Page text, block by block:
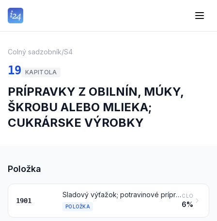
Colný sadzobník/S4
19 KAPITOLA
PRÍPRAVKY Z OBILNÍN, MÚKY,
ŠKROBU ALEBO MLIEKA;
CUKRÁRSKE VÝROBKY
Položka
1901
Sladový výťažok; potravinové prípravky z múky, krúp, krupice, škrobu alebo zo sladového výťažku, neobsahujúce kakao alebo obsahujúce menej ako 40 hmotnostných % kakaa počítaného na celkom odtučnený základ, inde nešpecifikované ani nezahrnuté; potravinové prípravky z tovaru položiek 0401 až 0404, neobsahujúce kakao alebo obsahujúce menej ako 5 hmotnostných % kakaa počítaného na celkom odtučnený základ, inde nešpecifikované ani nezahrnuté:
POLOŽKA
CLO
6%